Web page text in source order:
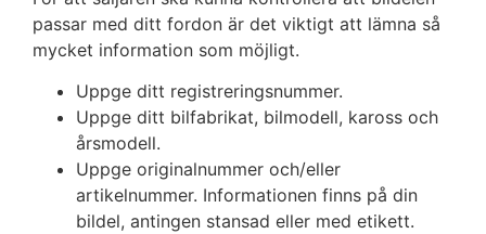
passar med ditt fordon är det viktigt att lämna så
mycket information som möjligt.
Uppge ditt registreringsnummer.
Uppge ditt bilfabrikat, bilmodell, kaross och
årsmodell.
Uppge originalnummer och/eller
artikelnummer. Informationen finns på din
bildel, antingen stansad eller med etikett.